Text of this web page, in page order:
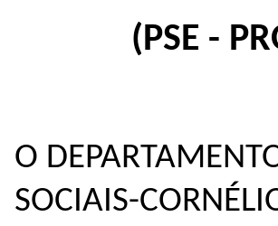
(PSE -
O
SOCIAIS-